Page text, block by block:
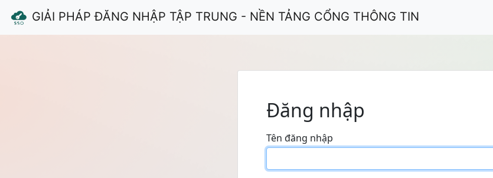
GIẢI PHÁP ĐĂNG NHẬP TẬP TRUNG - NỀN TẢNG CỔNG THÔNG TIN
Đăng nhập
Tên đăng nhập